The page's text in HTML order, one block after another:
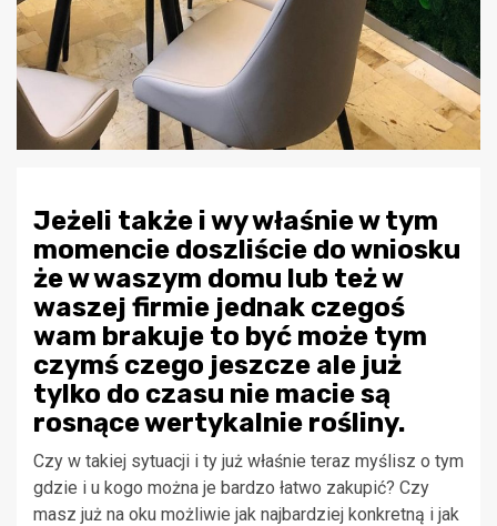
Jeżeli także i wy właśnie w tym
momencie doszliście do wniosku
że w waszym domu lub też w
waszej firmie jednak czegoś
wam brakuje to być może tym
czymś czego jeszcze ale już
tylko do czasu nie macie są
rosnące wertykalnie rośliny.
Czy w takiej sytuacji i ty już właśnie teraz myślisz o tym
gdzie i u kogo można je bardzo łatwo zakupić? Czy
masz już na oku możliwie jak najbardziej konkretną i jak